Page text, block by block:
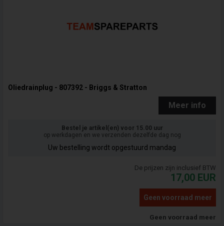
Oliedrainplug - 807392 - Briggs & Stratton
Meer info
Bestel je artikel(en) voor 15.00 uur
op werkdagen en we verzenden dezelfde dag nog
Uw bestelling wordt opgestuurd mandag
De prijzen zijn inclusief BTW
17,00 EUR
Geen voorraad meer
Geen voorraad meer